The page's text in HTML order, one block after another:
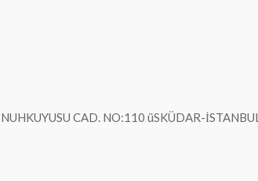
CAD. NO:110 üSKÜDAR-İSTANBUL